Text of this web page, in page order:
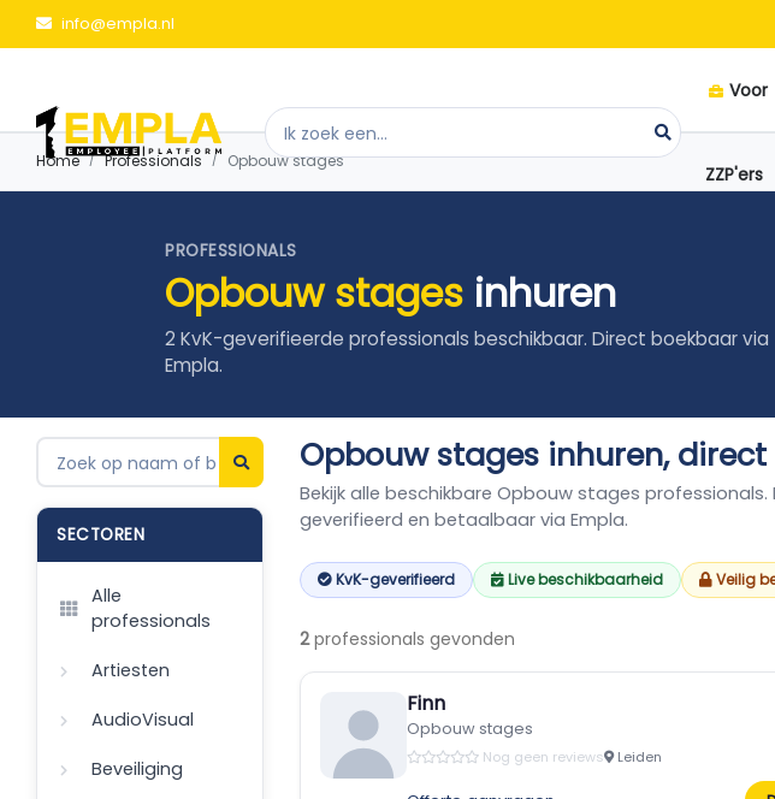
info@empla.nl
Voor
ZZP'ers
Home Professionals Opbouw stages
PROFESSIONALS
Opbouw stages inhuren
2 KvK-geverifieerde professionals beschikbaar. Direct boekbaar via
Empla.
SECTOREN
Alle
professionals
Artiesten
AudioVisual
Beveiliging
Opbouw stages inhuren, direct
Bekijk alle beschikbare Opbouw stages professionals.
geverifieerd en betaalbaar via Empla.
KvK-geverifieerd Live beschikbaarheid Veilig
2professionals gevonden
Finn
Opbouw stages
Nog geen reviews Leiden